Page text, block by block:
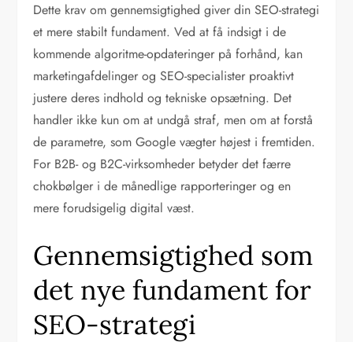
Dette krav om gennemsigtighed giver din SEO-strategi
et mere stabilt fundament. Ved at få indsigt i de
kommende algoritme-opdateringer på forhånd, kan
marketingafdelinger og SEO-specialister proaktivt
justere deres indhold og tekniske opsætning. Det
handler ikke kun om at undgå straf, men om at forstå
de parametre, som Google vægter højest i fremtiden.
For B2B- og B2C-virksomheder betyder det færre
chokbølger i de månedlige rapporteringer og en
mere forudsigelig digital væst.
Gennemsigtighed som
det nye fundament for
SEO-strategi